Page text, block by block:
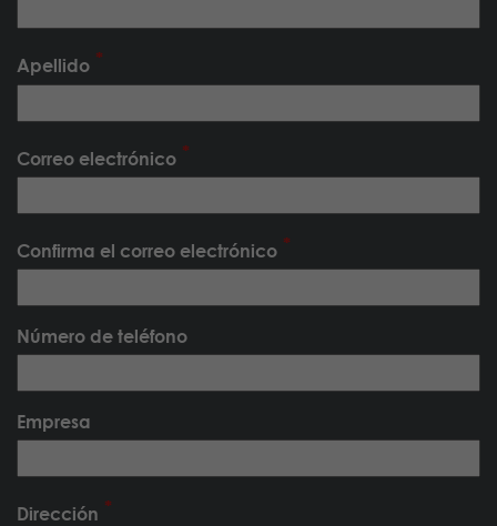
Apellido
Correo electrónico
Confirma el correo electrónico
Número de teléfono
Empresa
Dirección